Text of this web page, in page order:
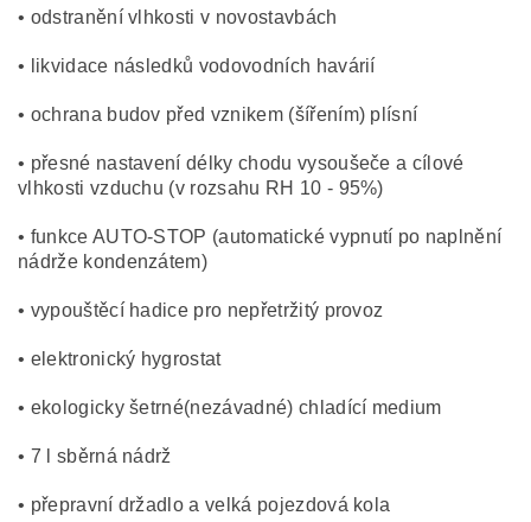
• odstranění vlhkosti v novostavbách
• likvidace následků vodovodních havárií
• ochrana budov před vznikem (šířením) plísní
• přesné nastavení délky chodu vysoušeče a cílové
vlhkosti vzduchu (v rozsahu RH 10 - 95%)
• funkce AUTO-STOP (automatické vypnutí po naplnění
nádrže kondenzátem)
• vypouštěcí hadice pro nepřetržitý provoz
• elektronický hygrostat
• ekologicky šetrné(nezávadné) chladící medium
• 7 l sběrná nádrž
• přepravní držadlo a velká pojezdová kola